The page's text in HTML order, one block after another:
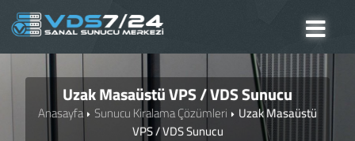
Uzak Masaüstü VPS / VDS Sunucu
Anasayfa Sunucu Kiralama Çözümleri
Uzak Masaüstü
VPS / VDS Sunucu